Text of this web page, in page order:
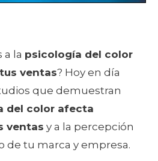
a la psicología del color
ventas? Hoy en día
que demuestran
del color afecta
ventas y a la percepción
de tu marca y empresa.